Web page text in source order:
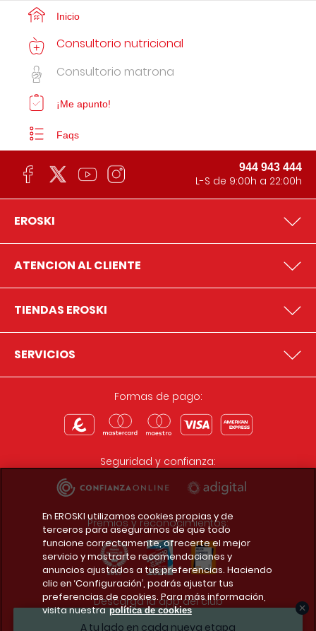
A tu lado en cada nueva etapa
Inicio
Consultorio nutricional
Consultorio matrona
¡Me apunto!
Faqs
944 943 444
L-S de 9:00h a 22:00h
EROSKI
ATENCION AL CLIENTE
TIENDAS EROSKI
SERVICIOS
Formas de pago:
Seguridad y confianza:
Premios y reconocimientos:
Descarga la app del club
En EROSKI utilizamos cookies propias y de
terceros para asegurarnos de que todo
funcione correctamente, ofrecerte el mejor
servicio y mostrarte recomendaciones y
anuncios ajustados a tus preferencias. Haciendo
clic en ‘Configuración’, podrás ajustar tus
preferencias de cookies. Para más información,
visita nuestra política de cookies